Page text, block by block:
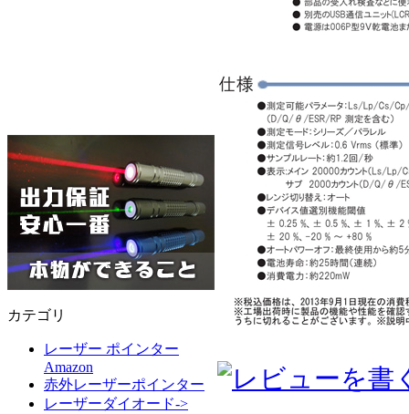
カテゴリ
レーザー ポインター
Amazon
赤外レーザーポインター
レーザーダイオード->